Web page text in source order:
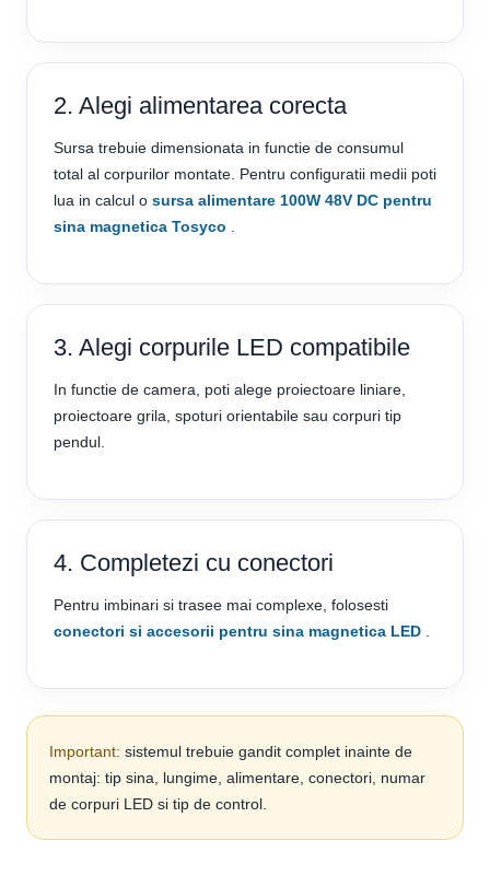
2. Alegi alimentarea corecta
Sursa trebuie dimensionata in functie de consumul
total al corpurilor montate. Pentru configuratii medii poti
lua in calcul o sursa alimentare 100W 48V DC pentru
sina magnetica Tosyco
3. Alegi corpurile LED compatibile
In functie de camera, poti alege proiectoare liniare,
proiectoare grila, spoturi orientabile sau corpuri tip
pendul.
4. Completezi cu conectori
Pentru imbinari si trasee mai complexe, folosesti
conectori si accesorii pentru sina magnetica LED
Important: sistemul trebuie gandit complet inainte de
montaj: tip sina, lungime, alimentare, conectori, numar
de corpuri LED si tip de control.